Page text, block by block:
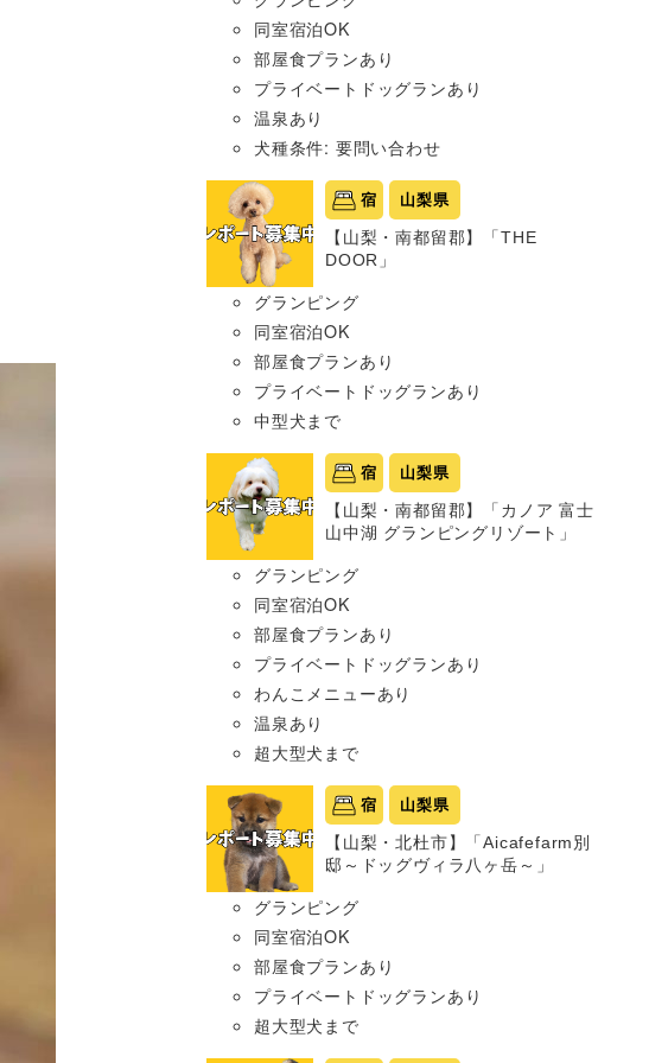
同室宿泊OK
部屋食プランあり
プライベートドッグランあり
温泉あり
犬種条件: 要問い合わせ
宿 山梨県
【山梨・南都留郡】「THE
DOOR」
グランピング
同室宿泊OK
部屋食プランあり
プライベートドッグランあり
中型犬まで
宿 山梨県
【山梨・南都留郡】「カノア 富士
山中湖 グランピングリゾート」
グランピング
同室宿泊OK
部屋食プランあり
プライベートドッグランあり
わんこメニューあり
温泉あり
超大型犬まで
宿 山梨県
【山梨・北杜市】「Aicafefarm別
邸～ドッグヴィラ八ヶ岳～」
グランピング
同室宿泊OK
部屋食プランあり
プライベートドッグランあり
超大型犬まで